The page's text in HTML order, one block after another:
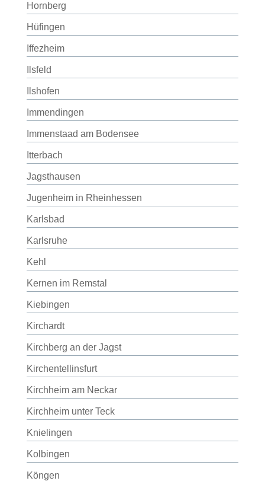
Hornberg
Hüfingen
Iffezheim
Ilsfeld
Ilshofen
Immendingen
Immenstaad am Bodensee
Itterbach
Jagsthausen
Jugenheim in Rheinhessen
Karlsbad
Karlsruhe
Kehl
Kernen im Remstal
Kiebingen
Kirchardt
Kirchberg an der Jagst
Kirchentellinsfurt
Kirchheim am Neckar
Kirchheim unter Teck
Knielingen
Kolbingen
Köngen